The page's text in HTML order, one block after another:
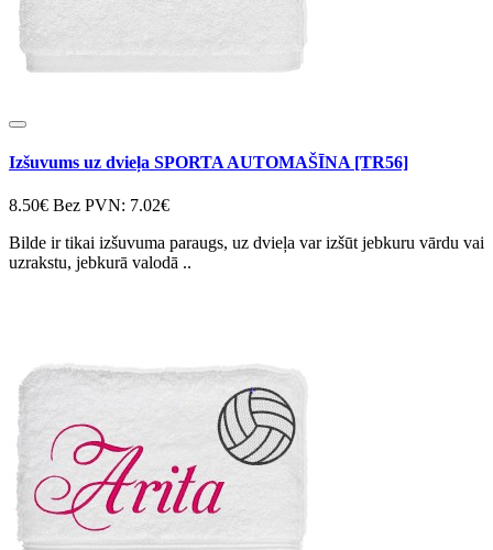
Izšuvums uz dvieļa SPORTA AUTOMAŠĪNA [TR56]
8.50€ Bez PVN: 7.02€
Bilde ir tikai izšuvuma paraugs, uz dvieļa var izšūt jebkuru vārdu vai
uzrakstu, jebkurā valodā ..